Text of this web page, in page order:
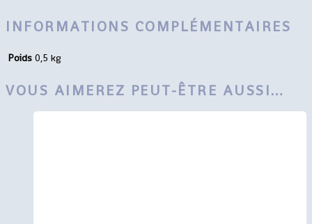
INFORMATIONS COMPLÉMENTAIRES
Poids 0,5 kg
VOUS AIMEREZ PEUT-ÊTRE AUSSI…